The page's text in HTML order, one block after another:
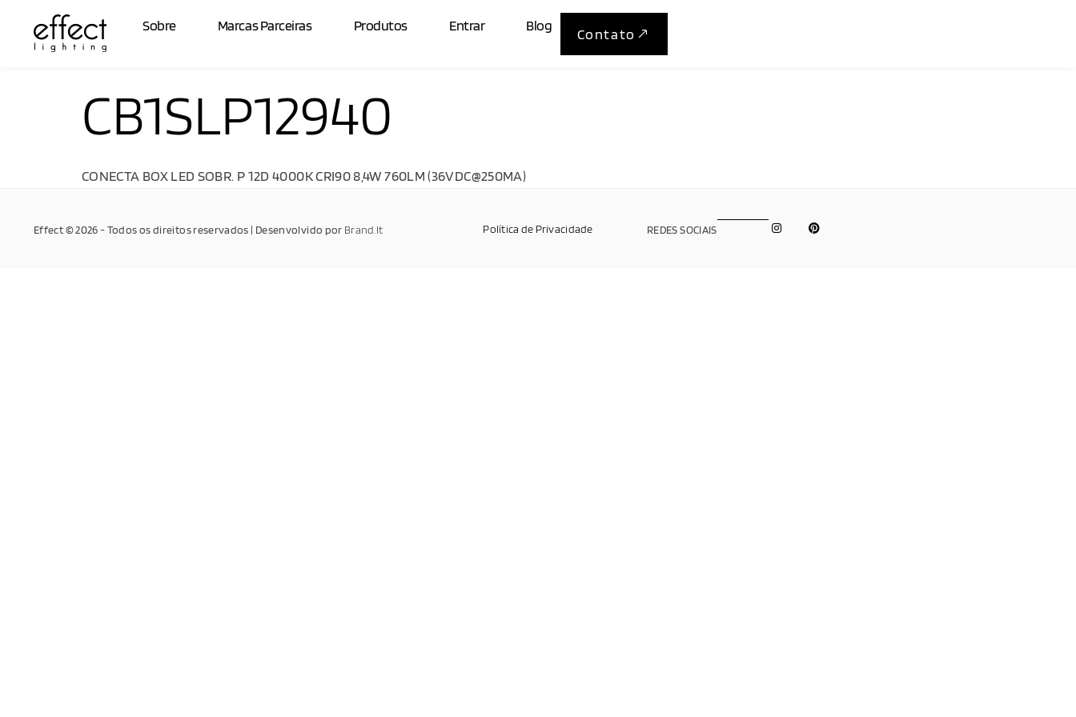
Sobre Marcas Parceiras Produtos Entrar Blog
Contato
CB1SLP12940
CONECTA BOX LED SOBR. P 12D 4000K CRI90 8,4W 760LM (36VDC@250MA)
Effect © 2026 - Todos os direitos reservados | Desenvolvido por Brand.It Política de Privacidade REDES SOCIAIS